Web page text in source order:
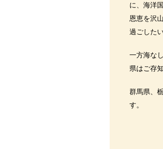
に、海洋
恩恵を沢
過ごした
一方海な
県はご存
群馬県、
す。